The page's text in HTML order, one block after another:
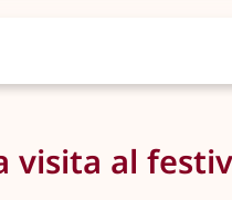
visita al